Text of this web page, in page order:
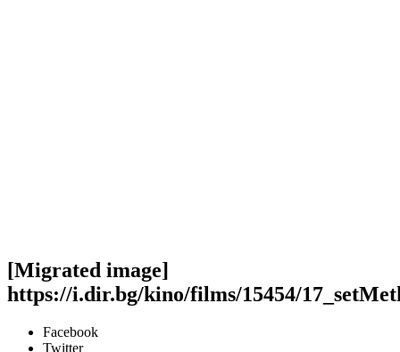
[Migrated image]
https://i.dir.bg/kino/films/15454/
Facebook
Twitter